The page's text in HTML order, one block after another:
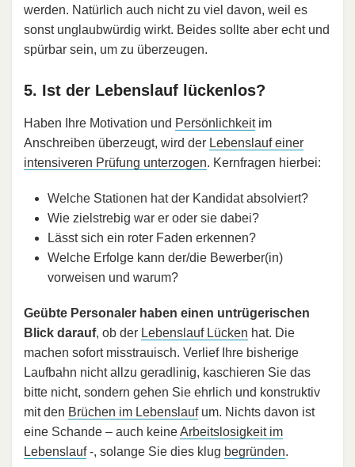
werden. Natürlich auch nicht zu viel davon, weil es
sonst unglaubwürdig wirkt. Beides sollte aber echt und
spürbar sein, um zu überzeugen.
5. Ist der Lebenslauf lückenlos?
Haben Ihre Motivation und Persönlichkeitim
Anschreiben überzeugt, wird der Lebenslauf einer
intensiveren Prüfung unterzogen. Kernfragen hierbei:
Welche Stationen hat der Kandidat absolviert?
Wie zielstrebig war er oder sie dabei?
Lässt sich ein roter Faden erkennen?
Welche Erfolge kann der/die Bewerber(in)
vorweisen und warum?
Geübte Personaler haben einen untrügerischen
Blick darauf, ob der Lebenslauf Lücken hat. Die
machen sofort misstrauisch. Verlief Ihre bisherige
Laufbahn nicht allzu geradlinig, kaschieren Sie das
bitte nicht, sondern gehen Sie ehrlich und konstruktiv
mit den Brüchen im Lebenslaufum. Nichts davon ist
eine Schande – auch keineArbeitslosigkeit im
Lebenslauf-, solange Sie dies klug begründen.